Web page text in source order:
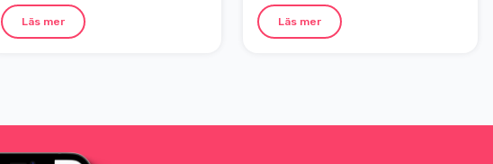
prioritera sig själv, se till att sova när
tillfälle ges och att få i dig ordentligt
Läs mer
viktuppgång hos barnet.
Läs mer